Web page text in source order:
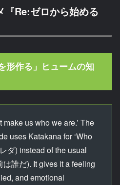
『Re:ゼロから始める
形作る」ヒュームの知
make us who we are.’ The
uses Katakana for ‘Who
ダ) instead of the usual
は誰だ). It gives it a feeling
and emotional